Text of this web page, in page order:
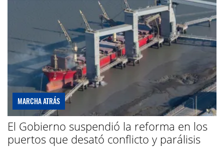
MARCHA ATRÁS
El Gobierno suspendió la reforma en los
puertos que desató conflicto y parálisis